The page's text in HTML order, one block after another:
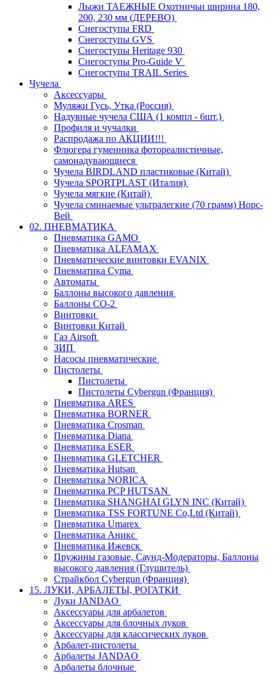
Лыжи ТАЕЖНЫЕ Охотничьи ширина 180,
200, 230 мм (ДЕРЕВО)
Снегоступы FRD
Снегоступы GVS
Снегоступы Heritage 930
Снегоступы Pro-Guide V
Снегоступы TRAIL Series
Чучела
Аксессуары
Муляжи Гусь, Утка (Россия)
Надувные чучела США (1 компл - 6шт.)
Профиля и чучалки
Распродажа по АКЦИИ!!!
Флюгера гуменника фотореалистичные,
самонадувающиеся
Чучела BIRDLAND пластиковые (Китай)
Чучела SPORTPLAST (Италия)
Чучела мягкие (Китай)
Чучела сминаемые ультралегкие (70 грамм) Норс-
Вей
02. ПНЕВМАТИКА
Пневматика GAMO
Пневматика ALFAMAX
Пневматические винтовки EVANIX
Пневматика Cyma
Автоматы
Баллоны высокого давления
Баллоны СО-2
Винтовки
Винтовки Китай
Газ Airsoft
ЗИП
Насосы пневматические
Пистолеты
Пистолеты
Пистолеты Cybergun (Франция)
Пневматика ARES
Пневматика BORNER
Пневматика Crosman
Пневматика Diana
Пневматика ESER
Пневматика GLETCHER
Пневматика Hutsan
Пневматика NORICA
Пневматика PCP HUTSAN
Пневматика SHANGHAI GLYN INC (Китай)
Пневматика TSS FORTUNE Co,Ltd (Китай)
Пневматика Umarex
Пневматика Аникс
Пневматика Ижевск
Пружины газовые, Саунд-Модераторы, Баллоны
высокого давления (Глушитель)
Страйкбол Cybergun (Франция)
15. ЛУКИ, АРБАЛЕТЫ, РОГАТКИ
Луки JANDAO
Аксессуары для арбалетов
Аксессуары для блочных луков
Аксессуары для классических луков
Арбалет-пистолеты
Арбалеты JANDAO
Арбалеты блочные